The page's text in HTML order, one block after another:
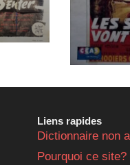
Liens rapides
Dictionnaire non
Pourquoi ce site?